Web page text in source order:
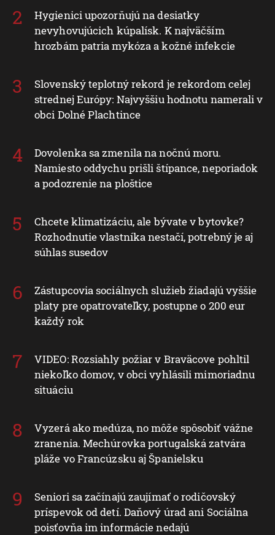
Hygienici upozorňujú na desiatky
nevyhovujúcich kúpalísk. K najväčším
hrozbám patria mykóza a kožné infekcie
Slovenský teplotný rekord je rekordom celej
strednej Európy: Najvyššiu hodnotu namerali v
obci Dolné Plachtince
Dovolenka sa zmenila na nočnú moru.
Namiesto oddychu prišli štípance, neporiadok
a podozrenie na ploštice
Chcete klimatizáciu, ale bývate v bytovke?
Rozhodnutie vlastníka nestačí, potrebný je aj
súhlas susedov
Zástupcovia sociálnych služieb žiadajú vyššie
platy pre opatrovateľky, postupne o 200 eur
každý rok
VIDEO: Rozsiahly požiar v Braväcove pohltil
niekoľko domov, v obci vyhlásili mimoriadnu
situáciu
Vyzerá ako medúza, no môže spôsobiť vážne
zranenia. Mechúrovka portugalská zatvára
pláže vo Francúzsku aj Španielsku
Seniori sa začínajú zaujímať o rodičovský
príspevok od detí. Daňový úrad ani Sociálna
poisťovňa im informácie nedajú